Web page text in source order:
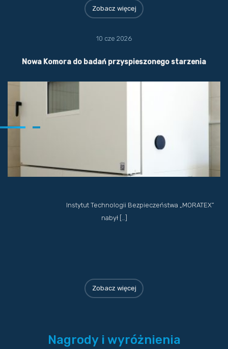
Zobacz więcej
10 cze 2026
Nowa Komora do badań przyspieszonego starzenia
Instytut Technologii Bezpieczeństwa „MORATEX”
nabył […]
Zobacz więcej
Nagrody i wyróżnienia